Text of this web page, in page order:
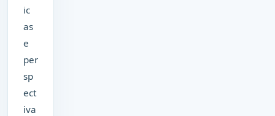
ic
as
e
per
sp
ect
iva